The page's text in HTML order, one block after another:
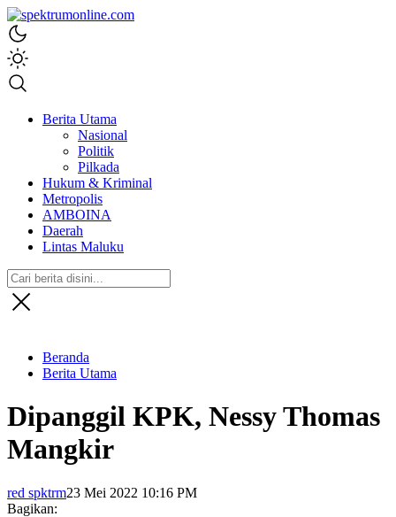
spektrumonline.com
Berita Utama
Nasional
Politik
Pilkada
Hukum & Kriminal
Metropolis
AMBOINA
Daerah
Lintas Maluku
Beranda
Berita Utama
Dipanggil KPK, Nessy Thomas
Mangkir
red spktrm23 Mei 2022 10:16 PM
Bagikan: